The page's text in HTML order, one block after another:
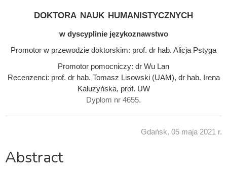
doktora nauk humanistycznych
w dyscyplinie językoznawstwo
Promotor w przewodzie doktorskim: prof. dr hab. Alicja Pstyga
Promotor pomocniczy: dr Wu Lan
Recenzenci: prof. dr hab. Tomasz Lisowski (UAM), dr hab. Irena
Kałużyńska, prof. UW
Dyplom nr 4655.
Gdańsk, 05 maja 2021 r.
Abstract